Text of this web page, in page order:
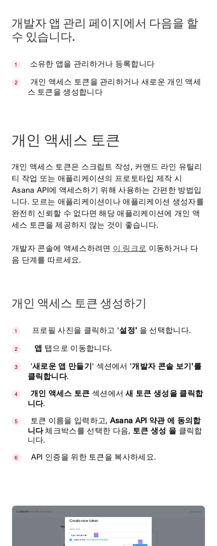
개발자 앱 관리 페이지에서 다음을 할
수 있습니다.
소유한 앱을 관리하거나 등록합니다
개인 액세스 토큰을 관리하거나 새로운 개인 액세
스 토큰을 생성합니다
개인 액세스 토큰
개인 액세스 토큰은 스크립트 작성, 커맨드 라인 유틸리
티 작업 또는 애플리케이션의 프로토타입 제작 시
Asana API에 액세스하기 위해 사용하는 간편한 방법입
니다. 모르는 애플리케이션이나 애플리케이션 생성자를
완전히 신뢰할 수 없다면 해당 애플리케이션에 개인 액
세스 토큰을 제공하지 않는 것이 좋습니다.
개발자 콘솔에 액세스하려면 이 링크로 이동하거나 다
음 단계를 따르세요.
개인 액세스 토큰 생성하기
프로필 사진을 클릭하고 '설정' 을 선택합니다.
앱 탭으로 이동합니다.
'새로운 앱 만들기 ' 섹션에서 '개발자 콘솔 보기'를
클릭합니다.
개인 액세스 토큰 섹션에서새 토큰 생성을 클릭합
니다.
토큰 이름을 입력하고, Asana API 약관 에 동의합
니다체크박스를 선택한 다음, 토큰 생성 을 클릭합
니다.
API 인증을 위한 토큰을 복사하세요.